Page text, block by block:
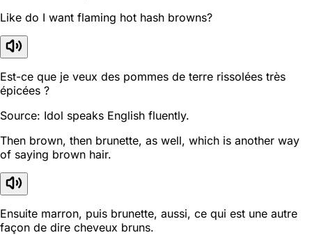
Like do I want flaming hot hash browns?
Est-ce que je veux des pommes de terre rissolées très
épicées ?
Source: Idol speaks English fluently.
Then brown, then brunette, as well, which is another way
of saying brown hair.
Ensuite marron, puis brunette, aussi, ce qui est une autre
façon de dire cheveux bruns.